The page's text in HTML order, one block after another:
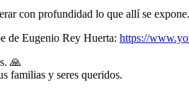
con profundidad lo que allí se expone.
de Eugenio Rey Huerta: https://
🙏
familias y seres queridos.